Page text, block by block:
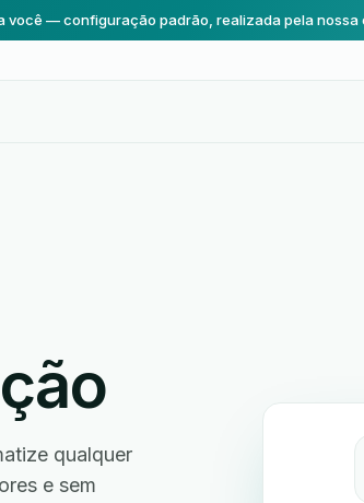
você — configuração padrão, realizada pela nossa
qualquer
e sem